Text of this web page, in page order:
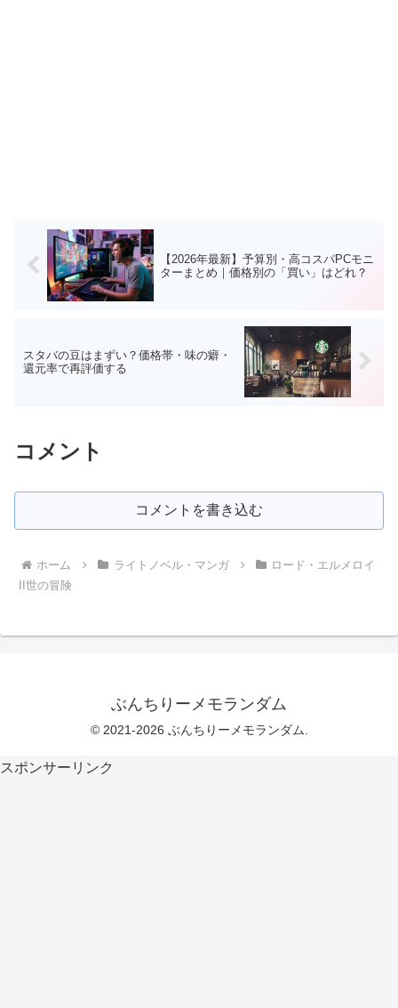
【2026年最新】予算別・高コスパPCモニ
ターまとめ｜価格別の「買い」はどれ？
スタバの豆はまずい？価格帯・味の癖・
還元率で再評価する
コメント
コメントを書き込む
ホーム ライトノベル・マンガ
ロード・エルメロイ
II世の冒険
ぶんちりーメモランダム
© 2021-2026 ぶんちりーメモランダム.
スポンサーリンク